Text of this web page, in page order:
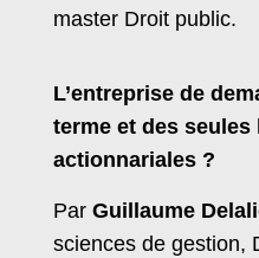
master Droit public.
L’entreprise de
terme et des seules
actionnariales ?
Par Guillaume
sciences de gestion,